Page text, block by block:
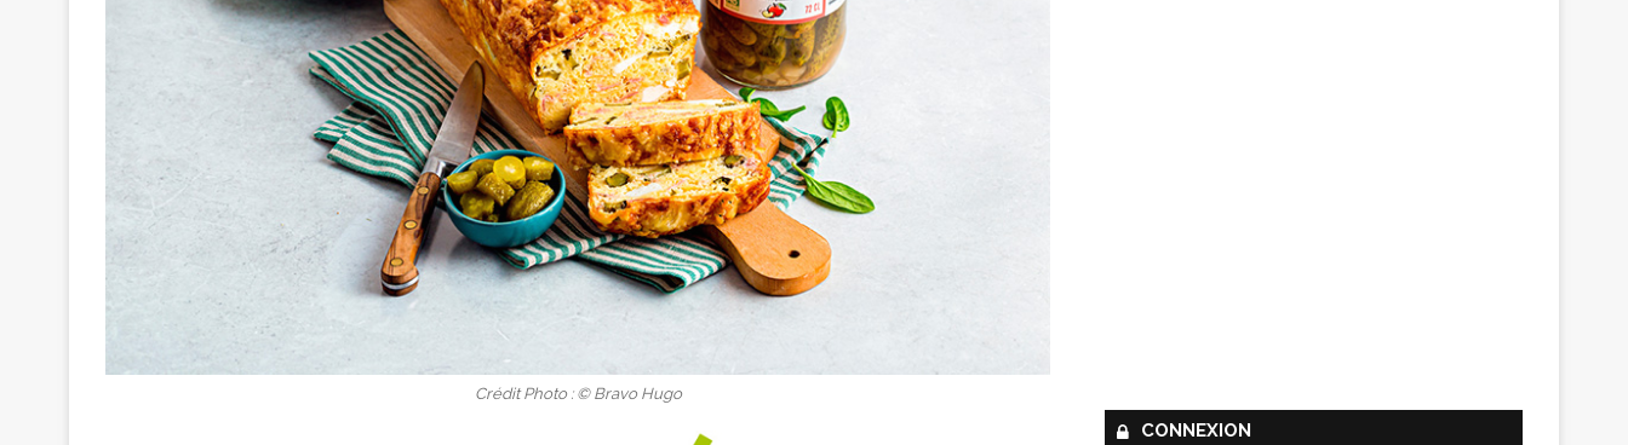
Crédit Photo : © Bravo Hugo
CONNEXION